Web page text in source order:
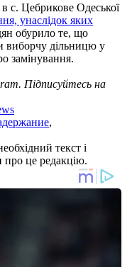
с. Цебрикове Одеської
унаслідок яких
обурило те, що
виборчу дільницю у
замінування.
Підписуйтесь на
,
текст і
про це редакцію.